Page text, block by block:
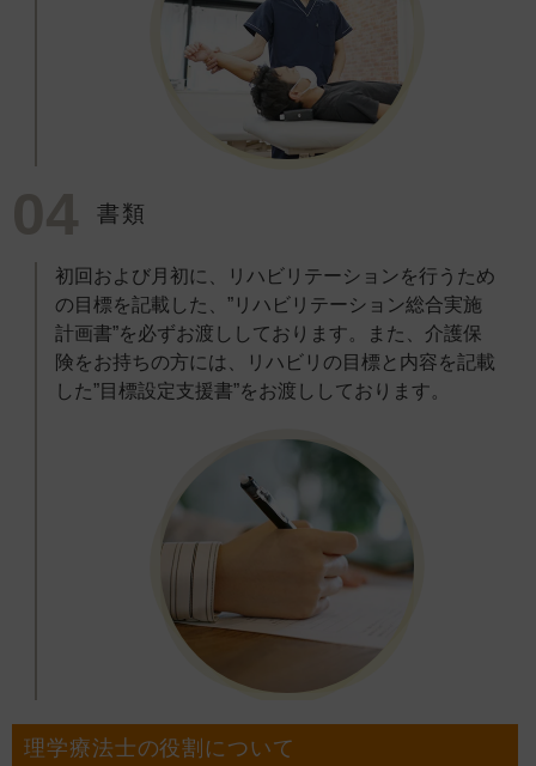
04 書類
初回および月初に、リハビリテーションを行うため
の目標を記載した、”リハビリテーション総合実施
計画書”を必ずお渡ししております。また、介護保
険をお持ちの方には、リハビリの目標と内容を記載
した”目標設定支援書”をお渡ししております。
理学療法士の役割について